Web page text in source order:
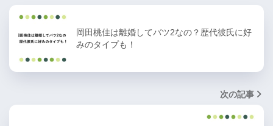
岡田桃佳は離婚してバツ2なの？歴代彼氏に好
みのタイプも！
次の記事